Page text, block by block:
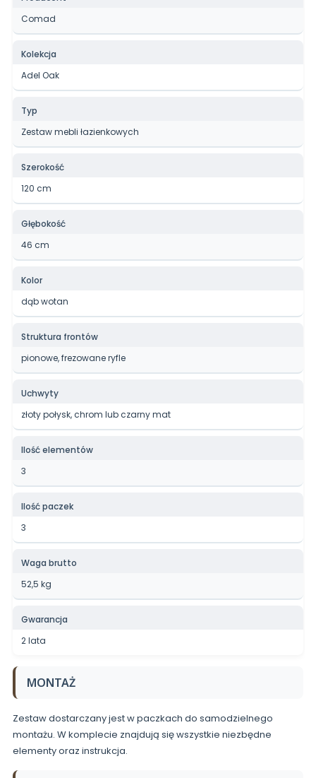
Comad
Kolekcja
Adel Oak
Typ
Zestaw mebli łazienkowych
Szerokość
120 cm
Głębokość
46 cm
Kolor
dąb wotan
Struktura frontów
pionowe, frezowane ryfle
Uchwyty
złoty połysk, chrom lub czarny mat
Ilość elementów
3
Ilość paczek
3
Waga brutto
52,5 kg
Gwarancja
2 lata
MONTAŻ
Zestaw dostarczany jest w paczkach do samodzielnego
montażu. W komplecie znajdują się wszystkie niezbędne
elementy oraz instrukcja.